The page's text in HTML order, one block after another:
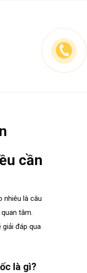
cần
nhiêu là câu
tâm.
giải đáp qua
là gì?